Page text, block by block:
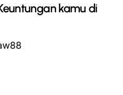
kamu di